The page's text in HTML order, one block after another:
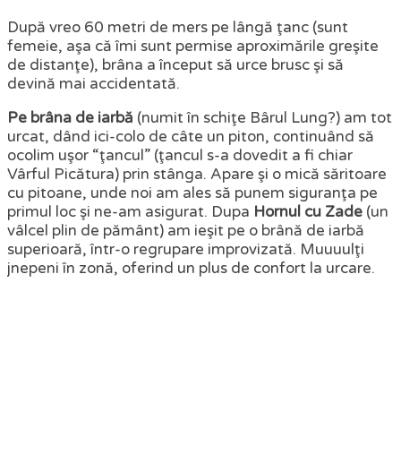
După vreo 60 metri de mers pe lângă ţanc (sunt
femeie, aşa că îmi sunt permise aproximările greşite
de distanţe), brâna a început să urce brusc şi să
devină mai accidentată.
Pe brâna de iarbă (numit în schiţe Bârul Lung?) am tot
urcat, dând ici-colo de câte un piton, continuând să
ocolim uşor “ţancul” (ţancul s-a dovedit a fi chiar
Vârful Picătura) prin stânga. Apare şi o mică săritoare
cu pitoane, unde noi am ales să punem siguranţa pe
primul loc şi ne-am asigurat. Dupa Hornul cu Zade (un
vâlcel plin de pământ) am ieşit pe o brână de iarbă
superioară, într-o regrupare improvizată. Muuuulţi
jnepeni în zonă, oferind un plus de confort la urcare.